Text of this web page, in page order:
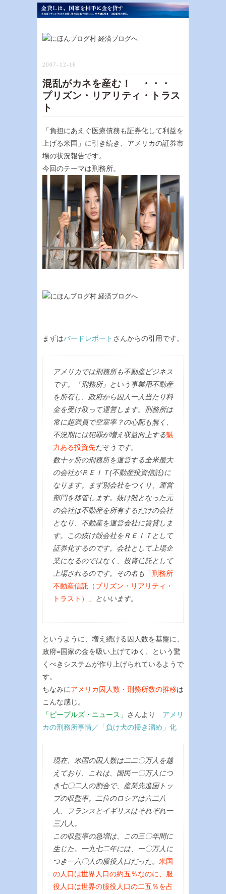
2007-12-16
混乱がカネを産む！ ・・・
プリズン・リアリティ・トラス
ト
「負担にあえぐ医療債務も証券化して利益を
上げる米国」に引き続き、アメリカの証券市
場の状況報告です。
今回のテーマは刑務所。
まずはバードレポート さんからの引用です。
アメリカでは刑務所も不動産ビジネス
です。「刑務所」という事業用不動産
を所有し、政府から囚人一人当たり料
金を受け取って運営します。刑務所は
常に超満員で空室率？の心配も無く、
不況期には犯罪が増え収益向上する魅
力ある投資先だそうです。
数十ヶ所の刑務所を運営する全米最大
の会社がＲＥＩＴ(不動産投資信託)に
なります。まず別会社をつくり、運営
部門を移管します。抜け殻となった元
の会社は不動産を所有するだけの会社
となり、不動産を運営会社に賃貸しま
す。この抜け殻会社をＲＥＩＴとして
証券化するのです。会社として上場企
業になるのではなく、投資信託として
上場されるのです。その名も
「刑務所
不動産信託（プリズン・リアリティ・
トラスト）」
といいます。
というように、増え続ける囚人数を基盤に、
政府=国家の金を吸い上げてゆく、という驚
くべきシステムが作り上げられているようで
す。
ちなみにアメリカ囚人数・刑務所数の推移は
こんな感じ。
「ピープルズ・ニュース」
さんより アメリ
カの刑務所事情／「負け犬の掃き溜め」化
現在、米国の囚人数は二二〇万人を越
えており、これは、国民一〇万人につ
き七〇二人の割合で、産業先進国トッ
プの収監率。二位のロシアは六二八
人、フランスとイギリスはそれぞれ一
三八人。
この収監率の急増は、この三〇年間に
生じた。一九七二年には、一〇万人に
つき一六〇人の服役人口だった。 米国
の人口は世界人口の約五％なのに、服
役人口は世界の服役人口の二五％を占